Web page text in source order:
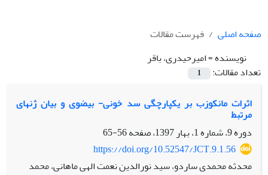
صفحه اصلی
فهرست مقالات
نویسنده =امیرحیدری، باقر
تعداد مقالات:
1
اثرات مانکوزب بر یکپارچگی سد خونی- بیضوی و بیان ژن‫های
مرتبط ‬
دوره 9، شماره 1، بهار 1397، صفحه
56-65
https://doi.org/10.52547/JCT.9.1.56
محدثه محمدی ساردو، سید نورالدین نعمت الهی ماهانی، محمد